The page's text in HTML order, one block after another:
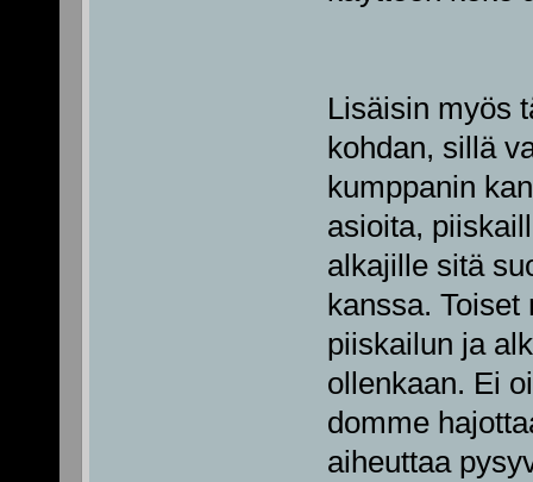
Lisäisin myös
kohdan, sillä
kumppanin
asioita,
alkajille sitä
kanssa.
piiskailun ja
ollenkaan. Ei
domme
aiheuttaa